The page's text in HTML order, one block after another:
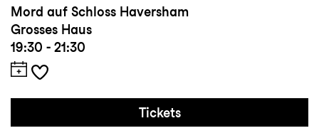
Mord auf Schloss Haversham
Grosses Haus
19:30 - 21:30
Tickets